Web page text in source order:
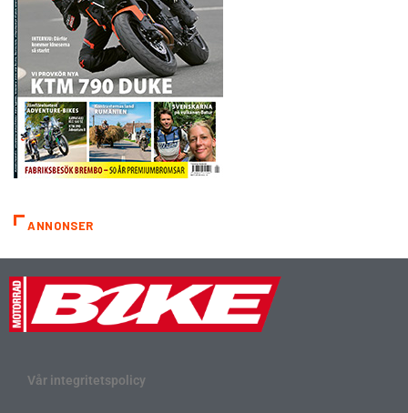
ANNONSER
Vår integritetspolicy